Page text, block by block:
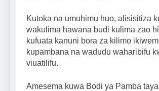
Kutoka na umuhimu huo, alisisitiza
wakulima hawana budi kulima zao
kufuata kanuni bora za kilimo
kupambana na wadudu waharibifu
viuatilifu.
Amesema kuwa Bodi ya Pamba